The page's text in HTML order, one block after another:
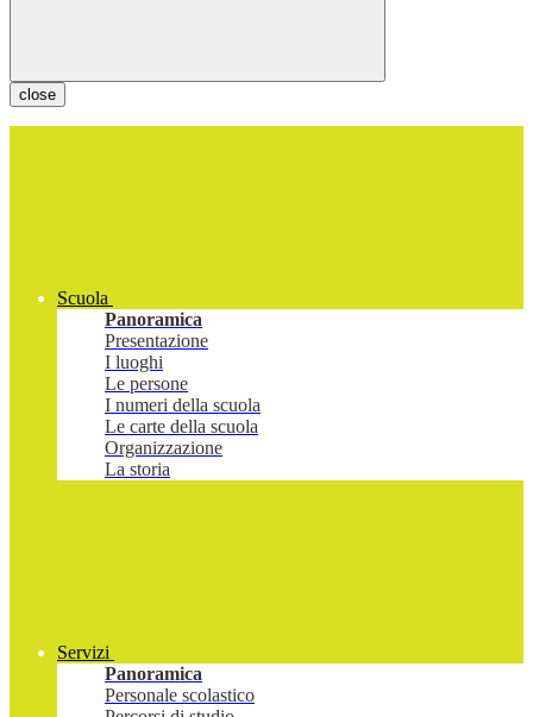
close
Scuola
Panoramica
Presentazione
I luoghi
Le persone
I numeri della scuola
Le carte della scuola
Organizzazione
La storia
Servizi
Panoramica
Personale scolastico